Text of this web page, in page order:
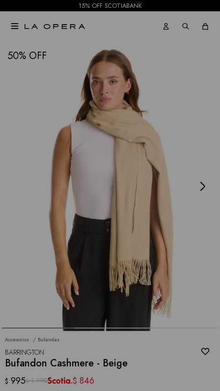
15% OFF SCOTIABANK

50
Accesorios Bufandas
BARRINGTON
Bufandon Cashmere - Beige
$ 995$ 1.990 $ 846
NOTIFICARME